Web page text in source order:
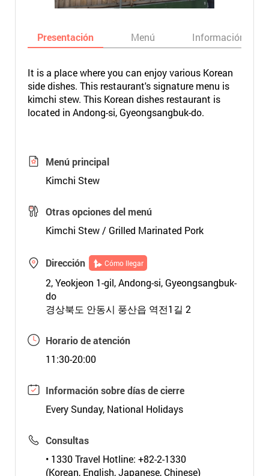
Presentación Menú Información
It is a place where you can enjoy various Korean
side dishes. This restaurant's signature menu is
kimchi stew. This Korean dishes restaurant is
located in Andong-si, Gyeongsangbuk-do.
Menú principal
Kimchi Stew
Otras opciones del menú
Kimchi Stew / Grilled Marinated Pork
Dirección Cómo llegar
2, Yeokjeon 1-gil, Andong-si, Gyeongsangbuk-
do
경상북도 안동시 풍산읍 역전1길 2
Horario de atención
11:30-20:00
Información sobre días de cierre
Every Sunday, National Holidays
Consultas
• 1330 Travel Hotline: +82-2-1330
(Korean, English, Japanese, Chinese)